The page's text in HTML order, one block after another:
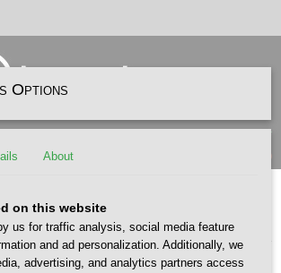
SHOPPING CART
(0)
>BACKPACKS>CARHARTT
Options
About
on this website
us for traffic analysis, social media feature
and ad personalization. Additionally, we
advertising, and analytics partners access